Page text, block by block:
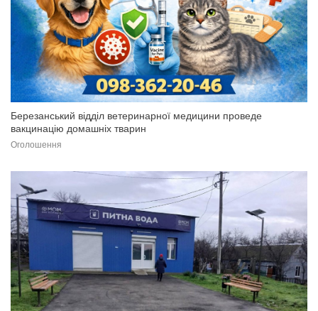
Березанський відділ ветеринарної медицини проведе
вакцинацію домашніх тварин
Оголошення